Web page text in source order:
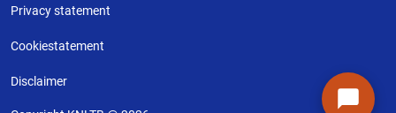
Privacy statement
Cookiestatement
Disclaimer